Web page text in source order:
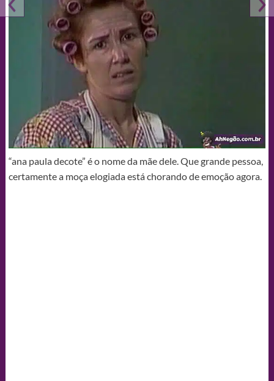
“ana paula decote” é o nome da mãe dele. Que grande pessoa,
certamente a moça elogiada está chorando de emoção agora.